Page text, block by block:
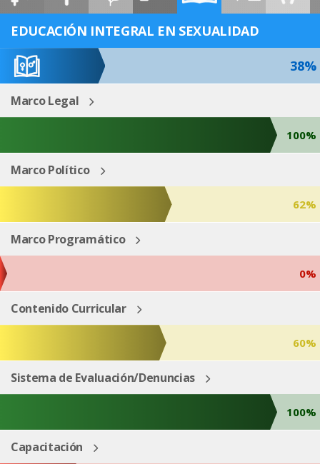
ESP ENG
EDUCACIÓN INTEGRAL EN SEXUALIDAD
38%
Marco Legal
100%
Marco Político
62%
Marco Programático
0%
Contenido Curricular
60%
Sistema de Evaluación/Denuncias
100%
Capacitación